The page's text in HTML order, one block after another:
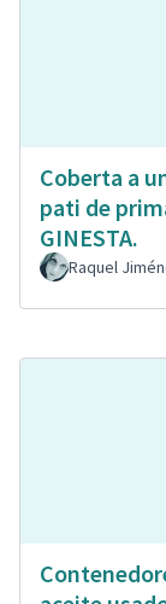
Coberta a
pati de
GINESTA.
Raquel